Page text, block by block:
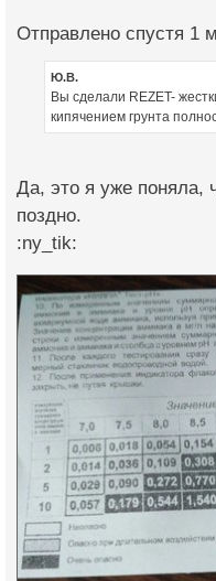
Отправлено спустя 1
Ю.В.
Вы сделали REZET-
кипячением грунта
Да, это я уже поняла,
поздно.
:ny_tik: